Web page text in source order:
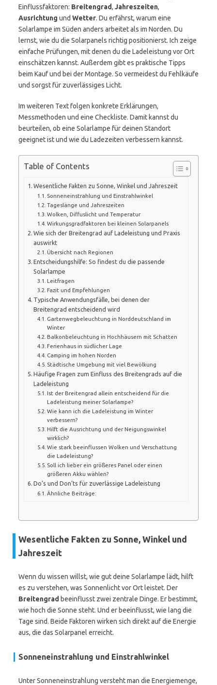
Einflussfaktoren: Breitengrad, Jahreszeiten,
Ausrichtung und Wetter. Du erfährst, warum eine
Solarlampe im Süden anders arbeitet als im Norden. Du
lernst, wie du die Solarpanels richtig positionierst. Ich zeige
einfache Prüfungen, mit denen du die Ladeleistung vor Ort
einschätzen kannst. Außerdem gibt es praktische Tipps
beim Kauf und bei der Montage. So vermeidest du Fehlkäufe
und sorgst für zuverlässiges Licht.
Im weiteren Text folgen konkrete Erklärungen,
Messmethoden und eine Checkliste. Damit kannst du
beurteilen, ob eine Solarlampe für deinen Standort
geeignet ist und wie du Ladezeiten verbessern kannst.
Table of Contents
Wesentliche Fakten zu Sonne, Winkel und Jahreszeit
Sonneneinstrahlung und Einstrahlwinkel
Tageslänge und Jahreszeiten
Wolken, Diffuslicht und Temperatur
Wirkungsgradfaktoren bei kleinen Solarpanels
Wie sich der Breitengrad auf Ladeleistung und Praxis
auswirkt
Übersicht nach Regionen
Entscheidungshilfe: So findest du die passende
Solarlampe
Leitfragen
Fazit und Empfehlungen
Typische Anwendungsfälle, bei denen der
Breitengrad entscheidend wird
Gartenwegbeleuchtung in Norddeutschland im
Winter
Balkonbeleuchtung in Hochhäusern mit Schatten
Ferienhaus in südlicher Lage
Camping im hohen Norden
Städtische Umgebung mit viel Bewölkung
Häufige Fragen zum Einfluss des Breitengrads auf die
Ladeleistung
Ist der Breitengrad allein entscheidend für die
Ladeleistung meiner Solarlampe?
Wie kann ich die Ladeleistung im Winter
verbessern?
Hilft die Ausrichtung und der Neigungswinkel
wirklich?
Wie stark beeinflussen Wolken und Verschattung
die Ladeleistung?
Soll ich lieber ein größeres Panel oder einen
größeren Akku wählen?
Do’s und Don’ts für zuverlässige Ladeleistung
Ähnliche Beiträge:
Wesentliche Fakten zu Sonne, Winkel und
Jahreszeit
Wenn du wissen willst, wie gut deine Solarlampe lädt, hilft
es zu verstehen, was Sonnenlicht vor Ort leistet. Der
Breitengrad beeinflusst zwei zentrale Dinge. Er bestimmt,
wie hoch die Sonne steht. Und er beeinflusst, wie lang die
Tage sind. Beide Faktoren wirken sich direkt auf die Energie
aus, die das Solarpanel erreicht.
Sonneneinstrahlung und Einstrahlwinkel
Unter Sonneneinstrahlung versteht man die Energiemenge,